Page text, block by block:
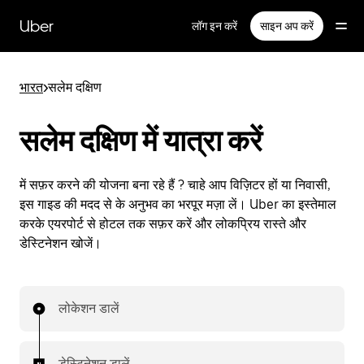
सामग्री
पर
Uber लॉग इन करें साइन अप करें
भारत>सलेम दक्षिण
सलेम दक्षिण में यात्रा करें
में सफ़र करने की योजना बना रहे हैं ? चाहे आप विज़िटर हों या निवासी,
इस गाइड की मदद से के अनुभव का भरपूर मज़ा लें। Uber का इस्तेमाल
करके एयरपोर्ट से होटल तक सफ़र करें और लोकप्रिय रास्ते और
डेस्टिनेशन खोजें।
लोकेशन डालें